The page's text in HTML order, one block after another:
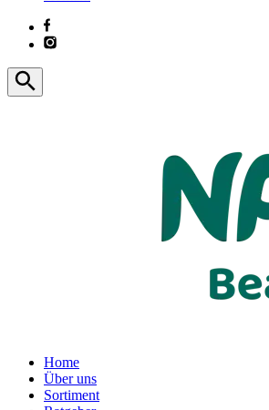
Home
Über uns
Sortiment